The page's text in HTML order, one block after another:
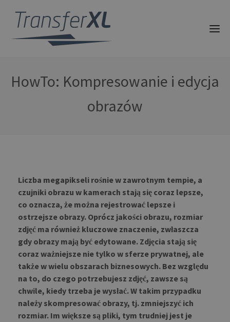
HowTo: Kompresowanie i edycja
obrazów
Liczba megapikseli rośnie w zawrotnym tempie, a
czujniki obrazu w kamerach stają się coraz lepsze,
co oznacza, że można rejestrować lepsze i
ostrzejsze obrazy. Oprócz jakości obrazu, rozmiar
zdjęć ma również kluczowe znaczenie, zwłaszcza
gdy obrazy mają być edytowane. Zdjęcia stają się
coraz ważniejsze nie tylko w sferze prywatnej, ale
także w wielu obszarach biznesowych. Bez względu
na to, do czego potrzebujesz zdjęć, zawsze są
chwile, kiedy trzeba je wysłać. W takim przypadku
należy skompresować obrazy, tj. zmniejszyć ich
rozmiar. Im większe są pliki, tym trudniej jest je